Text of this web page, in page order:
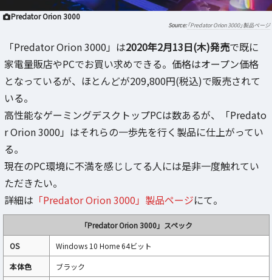
Predator Orion 3000
「Predator Orion 3000」製品ページ
「Predator Orion 3000」は2020年2月13日(木)発売で既に
家電量販店やPCでお買い求めできる。価格はオープン価格
となっているが、ほとんどが209,800円(税込)で販売されて
いる。
高性能なゲーミングデスクトップPCは数あるが、「Predato
r Orion 3000」はそれらの一歩先を行く製品に仕上がってい
る。
現在のPC環境に不満を感じしてる人には是非一度触れてい
ただきたい。
詳細は 「Predator Orion 3000」製品ページにて。
「Predator Orion 3000」スペック
OS
Windows 10 Home 64ビット
本体色‎
ブラック